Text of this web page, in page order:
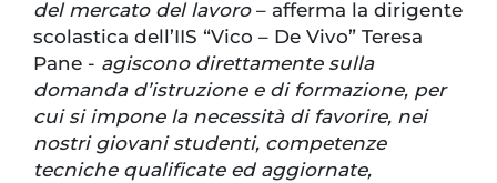
del mercato del lavoro– afferma la dirigente
scolastica dell’IIS “Vico – De Vivo” Teresa
Pane - agiscono direttamente sulla
domanda d’istruzione e di formazione, per
cui si impone la necessità di favorire, nei
nostri giovani studenti, competenze
tecniche qualificate ed aggiornate,